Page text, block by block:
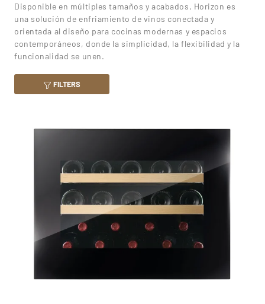
Disponible en múltiples tamaños y acabados, Horizon es
una solución de enfriamiento de vinos conectada y
orientada al diseño para cocinas modernas y espacios
contemporáneos, donde la simplicidad, la flexibilidad y la
funcionalidad se unen.
FILTERS